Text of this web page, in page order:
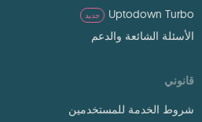
Uptodown Turbo
جديد
الأسئلة الشائعة والدعم
قانوني
شروط الخدمة للمستخدمين